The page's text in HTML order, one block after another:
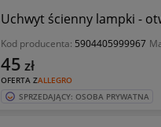
Uchwyt ścienny lampki -
Kod producenta: 5904405999967
OFERTA ZALLEGRO
45 zł
SPRZEDAJĄCY: OSOBA PRYWATNA